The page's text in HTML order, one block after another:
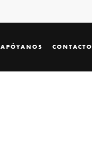
APÓYANOS CONTACTO